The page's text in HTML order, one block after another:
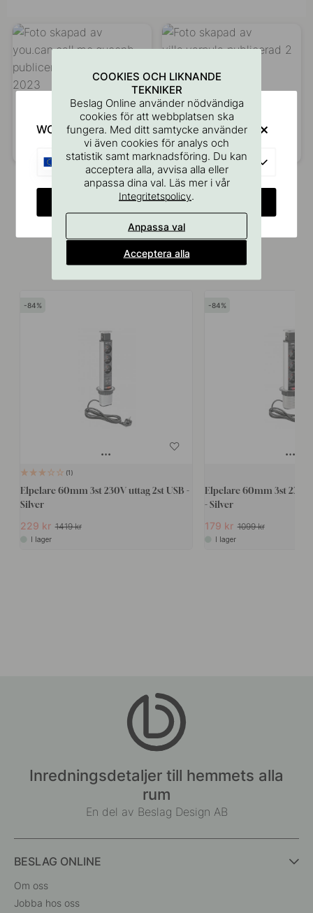
publicerat
you.can.call.me.queenb
Inlägg
publicerat
av
villa.varpula
Liknande produkter
84
1
Elpelare 60mm 3st 230V uttag 2st USB -
Silver
229 kr 1419 kr
I lager
84
Elpelare 60mm 3st
- Silver
179 kr 1099 kr
I lager
Inredningsdetaljer till hemmets alla
rum
En del av Beslag Design AB
BESLAG ONLINE
Om oss
Jobba hos oss
COOKIES OCH LIKNANDE
TEKNIKER
Beslag Online använder nödvändiga
cookies för att webbplatsen ska
fungera. Med ditt samtycke använder
vi även cookies för analys och
statistik samt marknadsföring. Du kan
acceptera alla, avvisa alla eller
anpassa dina val. Läs mer i vår
Integritetspolicy.
Anpassa val
Acceptera alla
WOULD YOU RATHER VISIT?
EU
CHANGE COUNTRY